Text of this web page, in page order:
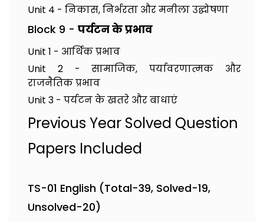
Unit 4 - निकास, निर्भरता और मनीला उद्घोषणा
Block 9 - पर्यटन के प्रभाव
Unit 1 - आर्थिक प्रभाव
Unit 2 - सामाजिक, पर्यावरणात्मक और
राजनैतिक प्रभाव
Unit 3 - पर्यटन के खतरे और बाधाएं
Previous Year Solved Question
Papers Included
TS-01 English (Total-39, Solved-19,
Unsolved-20)